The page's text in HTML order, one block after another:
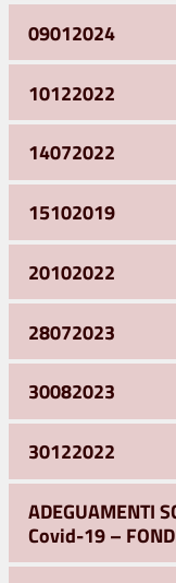
09012024
10122022
14072022
15102019
20102022
28072023
30082023
30122022
ADEGUAMENTI
Covid-19 –